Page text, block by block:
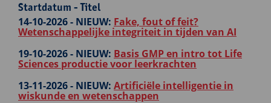
Startdatum - Titel
14-10-2026 - NIEUW: Fake, fout of feit?
Wetenschappelijke integriteit in tijden van AI
19-10-2026 - NIEUW: Basis GMP en intro tot Life
Sciences productie voor leerkrachten
13-11-2026 - NIEUW: Artificiële intelligentie in
wiskunde en wetenschappen